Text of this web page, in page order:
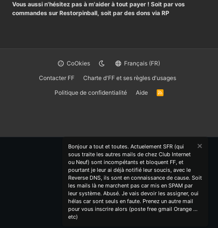
Vous aussi n'hésitez pas à m'aider à tout payer ! Soit par vos
commandes sur Restorpinball, soit par des dons via RP
CoOkies
Français (FR)
Contacter FF
Charte d'FF et ses règles d'usages
Politique de confidentialité
Aide
R
Bonjour a tout et toutes. Actuelement SFR (qui
sous traite les autres mails de chez Club Internet
ou Neuf) sont incompétants et bloquent FF, et
pourtant je leur ai déjà notifié leur soucis, avec le
Reverse DNS, ils sont en connaissance de cause. Soit
les mails là ne marchent pas car mis en SPAM par
leur système. Abusé. Je vais devoir les assigner, oui
hélas car sont seuls en faute. Prenez un autre mail
pour vous inscrire alors (poste free gmail Orange ...
etc)